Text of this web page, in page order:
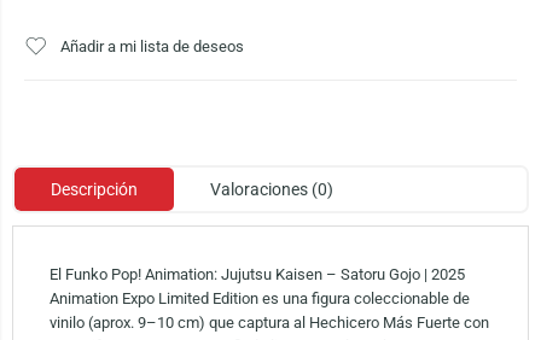
Añadir a mi lista de deseos
Descripción Valoraciones (0)
El Funko Pop! Animation: Jujutsu Kaisen – Satoru Gojo | 2025
Animation Expo Limited Edition es una figura coleccionable de
vinilo (aprox. 9–10 cm) que captura al Hechicero Más Fuerte con